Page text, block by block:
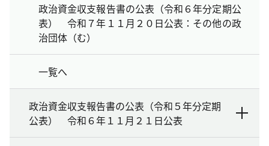
政治資金収支報告書の公表（令和６年分定期公
表） 令和７年１１月２０日公表：その他の政
治団体（む）
一覧へ
政治資金収支報告書の公表（令和５年分定期
公表） 令和６年１１月２１日公表